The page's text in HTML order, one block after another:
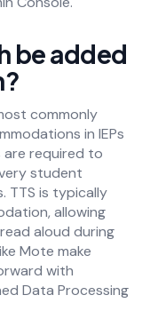
be added
commonly
in IEPs
are required to
student
TTS is typically
allowing
aloud during
Mote make
with
Data Processing